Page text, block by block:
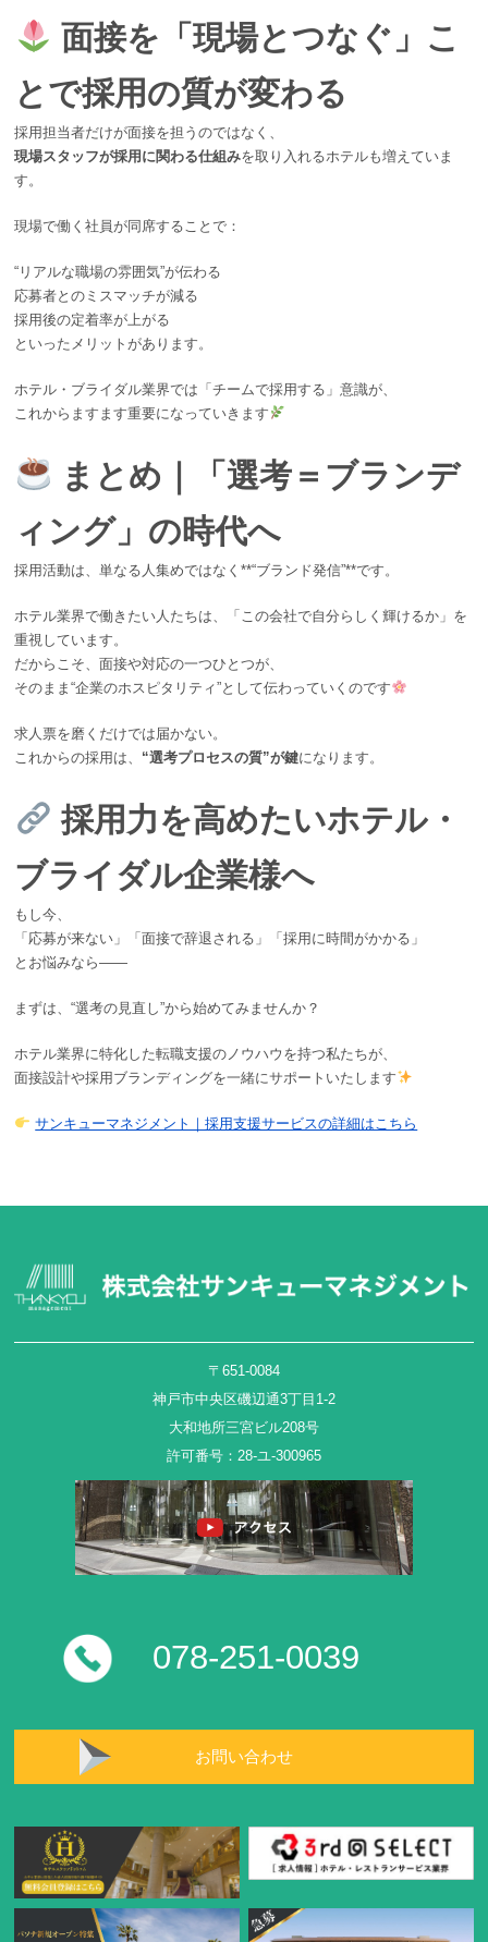
面接を「現場とつなぐ」こ
とで採用の質が変わる
採用担当者だけが面接を担うのではなく、
現場スタッフが採用に関わる仕組みを取り入れるホテルも増えていま
す。
現場で働く社員が同席することで：
“リアルな職場の雰囲気”が伝わる
応募者とのミスマッチが減る
採用後の定着率が上がる
といったメリットがあります。
ホテル・ブライダル業界では「チームで採用する」意識が、
これからますます重要になっていきます
まとめ｜「選考＝ブランデ
ィング」の時代へ
採用活動は、単なる人集めではなく**“ブランド発信”**です。
ホテル業界で働きたい人たちは、「この会社で自分らしく輝けるか」を
重視しています。
だからこそ、面接や対応の一つひとつが、
そのまま“企業のホスピタリティ”として伝わっていくのです
求人票を磨くだけでは届かない。
これからの採用は、 “選考プロセスの質”が鍵になります。
採用力を高めたいホテル・
ブライダル企業様へ
もし今、
「応募が来ない」「面接で辞退される」「採用に時間がかかる」
とお悩みなら――
まずは、“選考の見直し”から始めてみませんか？
ホテル業界に特化した転職支援のノウハウを持つ私たちが、
面接設計や採用ブランディングを一緒にサポートいたします
サンキューマネジメント｜採用支援サービスの詳細はこちら
〒651-0084
神戸市中央区磯辺通3丁目1-2
大和地所三宮ビル208号
許可番号：28-ユ-300965
078-251-0039
お問い合わせ